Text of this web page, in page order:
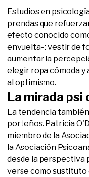
Estudios en
prendas que
efecto conocido
envuelta–: vestir de
aumentar la
elegir ropa cómoda y
al optimismo.
La mirada psi
La tendencia
porteños. Patricia
miembro de la
la Asociación
desde la perspectiva
verse como sustituto